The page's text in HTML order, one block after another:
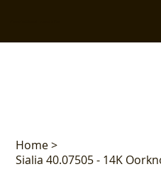
Home>
Sialia 40.07505 - 14K